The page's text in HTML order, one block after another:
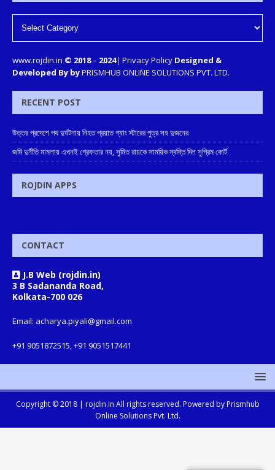
www.rojdin.in © 2018– 2024| Privacy Policy Designed &
Developed By byPRISMHUB ONLINE SOLUTIONS PVT. LTD.
RECENT POST
উত্তর প্রদেশে পথ দুর্ঘটনায় নিহত প্রয়াত গ্যাং স্টারের পুত্র সহ দুজনের
জমি দুর্নীতি মামলায় এখনই গ্রেফতার নয়, সুমিত রায়কে সাময়িক স্বস্তি দিল সুপ্রিম কোর্ট
ROJDIN APPS
CONTACT
J.B Web (rojdin.in)
3 B Sadananda Road,
Kolkata-700 026
Email: acharya.piyali@gmail.com
+91 9051872515, +91 9051517441
Copyright © 2018 | rojdin.in All rights reserved. Powered by Prismhub
Online Solutions Pvt. Ltd.